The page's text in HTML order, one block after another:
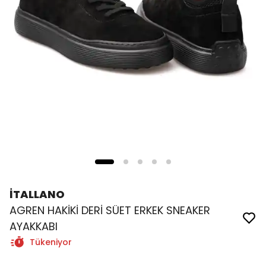
İTALLANO
AGREN HAKİKİ DERİ SÜET ERKEK SNEAKER
AYAKKABI
Tükeniyor